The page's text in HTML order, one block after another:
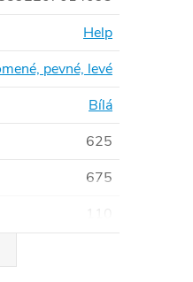
Help
pevné, levé
Bílá
625
675